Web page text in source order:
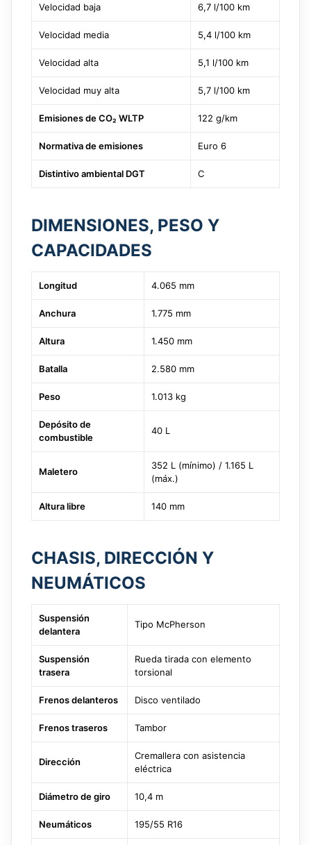
Velocidad baja 6,7 l/100 km
Velocidad media 5,4 l/100 km
Velocidad alta 5,1 l/100 km
Velocidad muy alta 5,7 l/100 km
Emisiones de CO₂ WLTP 122 g/km
Normativa de emisiones Euro 6
Distintivo ambiental DGT C
DIMENSIONES, PESO Y
CAPACIDADES
Longitud 4.065 mm
Anchura 1.775 mm
Altura 1.450 mm
Batalla 2.580 mm
Peso 1.013 kg
Depósito de
combustible
40 L
Maletero
352 L (mínimo) / 1.165 L
(máx.)
Altura libre 140 mm
CHASIS, DIRECCIÓN Y
NEUMÁTICOS
Suspensión
delantera
Tipo McPherson
Suspensión
trasera
Rueda tirada con elemento
torsional
Frenos delanteros Disco ventilado
Frenos traseros Tambor
Dirección
Cremallera con asistencia
eléctrica
Diámetro de giro 10,4 m
Neumáticos 195/55 R16